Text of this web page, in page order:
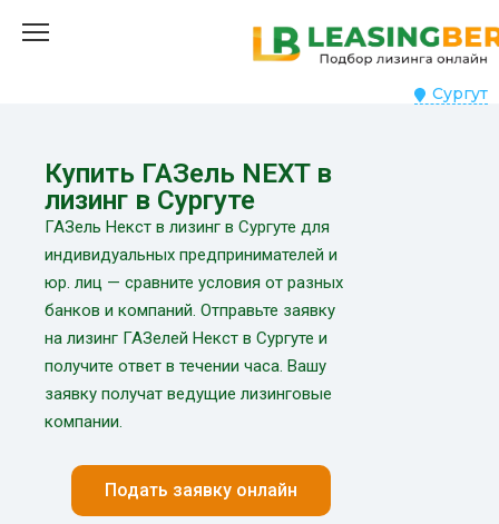
Сургут
Купить ГАЗель NEXT в
лизинг в Сургуте
ГАЗель Некст в лизинг в Сургуте для
индивидуальных предпринимателей и
юр. лиц — сравните условия от разных
банков и компаний. Отправьте заявку
на лизинг ГАЗелей Некст в Сургуте и
получите ответ в течении часа. Вашу
заявку получат ведущие лизинговые
компании.
Подать заявку онлайн